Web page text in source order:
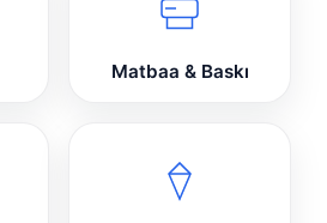
Matbaa & Baskı